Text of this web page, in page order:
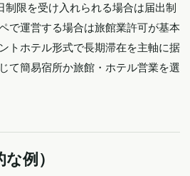
制限を受け入れられる場合は届出制
で運営する場合は旅館業許可が基本
トホテル形式で長期滞在を主軸に据
て簡易宿所か旅館・ホテル営業を選
例）